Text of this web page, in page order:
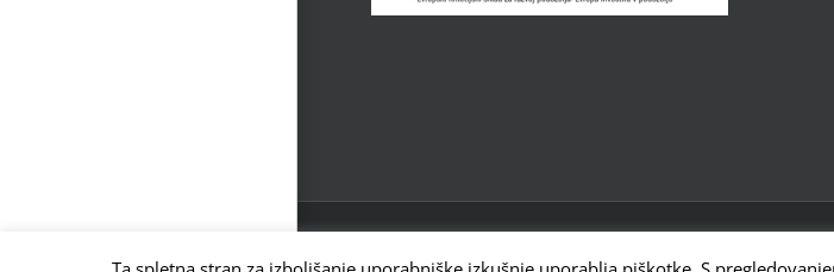
LJUBLJANA, SLOVENIJA | Powered byWordPress